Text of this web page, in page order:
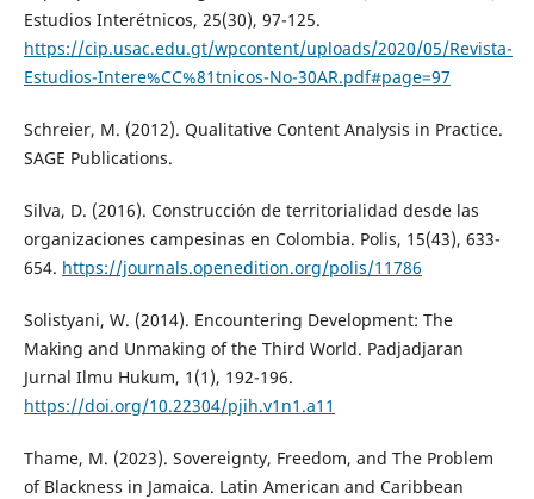
Estudios Interétnicos, 25(30), 97-125.
https://cip.usac.edu.gt/wpcontent/uploads/2020/05/Revista-
Estudios-Intere%CC%81tnicos-No-30AR.pdf#page=97
Schreier, M. (2012). Qualitative Content Analysis in Practice.
SAGE Publications.
Silva, D. (2016). Construcción de territorialidad desde las
organizaciones campesinas en Colombia. Polis, 15(43), 633-
654. https://journals.openedition.org/polis/11786
Solistyani, W. (2014). Encountering Development: The
Making and Unmaking of the Third World. Padjadjaran
Jurnal Ilmu Hukum, 1(1), 192-196.
https://doi.org/10.22304/pjih.v1n1.a11
Thame, M. (2023). Sovereignty, Freedom, and The Problem
of Blackness in Jamaica. Latin American and Caribbean